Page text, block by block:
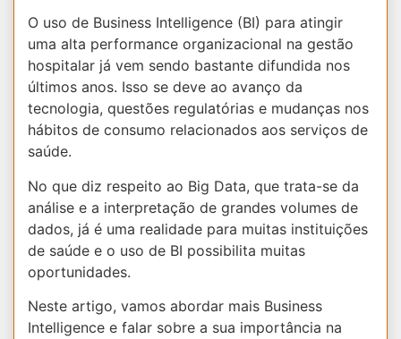
O uso de Business Intelligence (BI) para atingir
uma alta performance organizacional na gestão
hospitalar já vem sendo bastante difundida nos
últimos anos. Isso se deve ao avanço da
tecnologia, questões regulatórias e mudanças nos
hábitos de consumo relacionados aos serviços de
saúde.
No que diz respeito ao Big Data, que trata-se da
análise e a interpretação de grandes volumes de
dados, já é uma realidade para muitas instituições
de saúde e o uso de BI possibilita muitas
oportunidades.
Neste artigo, vamos abordar mais Business
Intelligence e falar sobre a sua importância na